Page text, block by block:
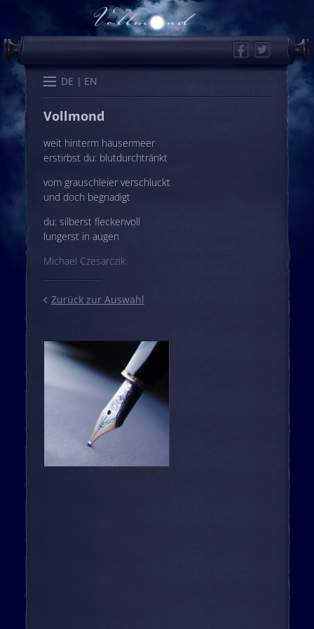
FacebookTwitter
DE EN
Start Kalender Karten
Vollmond
weit hinterm häusermeer
erstirbst du: blutdurchtränkt
vom grauschleier verschluckt
und doch begnadigt
du: silberst fleckenvoll
lungerst in augen
Michael Czesarczik
Zurück zur Auswahl